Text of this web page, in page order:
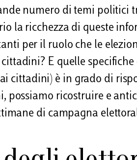
numero di temi politici
la ricchezza di queste
per il ruolo che le
E quelle
cittadini) è in grado di
possiamo ricostruire e
di campagna